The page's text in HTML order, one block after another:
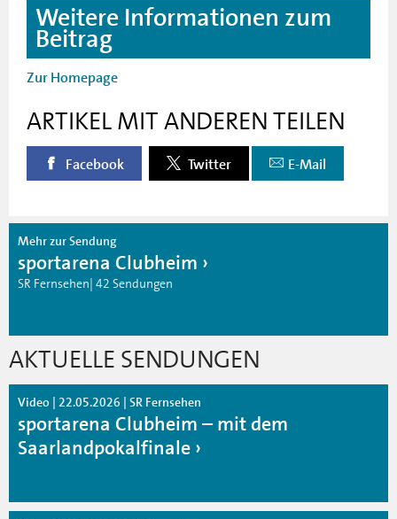
Weitere Informationen zum
Beitrag
Zur Homepage
ARTIKEL MIT ANDEREN TEILEN
Facebook Twitter E-Mail
Mehr zur Sendung
sportarena Clubheim
SR Fernsehen| 42 Sendungen
AKTUELLE SENDUNGEN
Video | 22.05.2026 | SR Fernsehen
sportarena Clubheim – mit dem
Saarlandpokalfinale